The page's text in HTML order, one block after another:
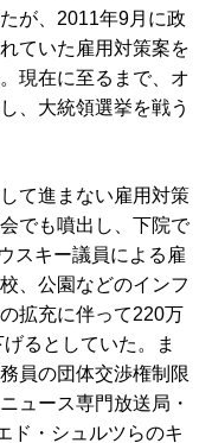
が、2011年9月に政
ていた雇用対策案を
現在に至るまで、オ
、大統領選挙を戦う
て進まない雇用対策
でも噴出し、下院で
スキー議員による雇
、公園などのインフ
拡充に伴って220万
るとしていた。ま
員の団体交渉権制限
ュース専門放送局・
ド・シュルツらのキ